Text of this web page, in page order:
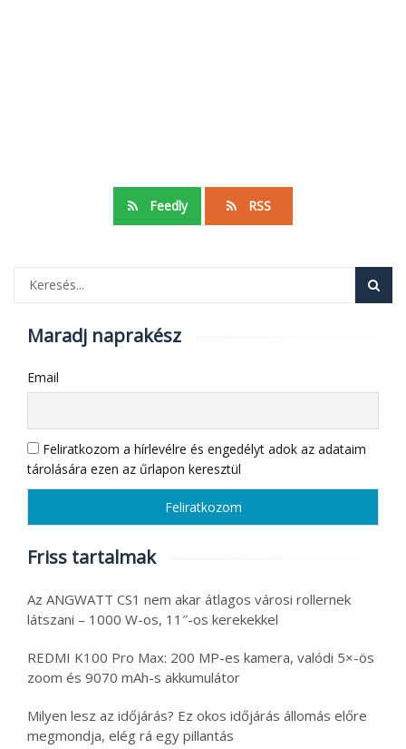
Feedly RSS
Maradj naprakész
Email
Feliratkozom a hírlevélre és engedélyt adok az adataim
tárolására ezen az űrlapon keresztül
Friss tartalmak
Az ANGWATT CS1 nem akar átlagos városi rollernek
látszani – 1000 W-os, 11″-os kerekekkel
REDMI K100 Pro Max: 200 MP-es kamera, valódi 5×-ös
zoom és 9070 mAh-s akkumulátor
Milyen lesz az időjárás? Ez okos időjárás állomás előre
megmondja, elég rá egy pillantás